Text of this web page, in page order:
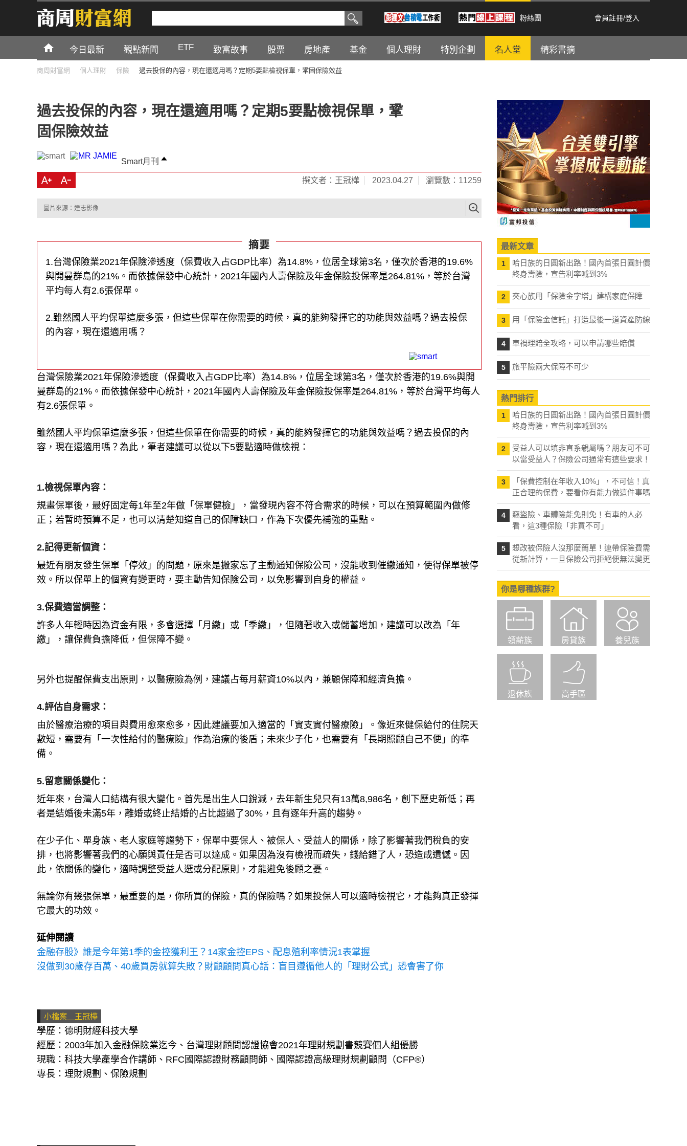
粉絲團 會員註冊/登入
今日最新 觀點新聞 ETF 致富故事 股票 房地產 基金 個人理財 特別企劃 名人堂 精彩書摘
商周財富網 個人理財 保險 過去投保的內容，現在還適用嗎？定期5要點檢視保單，鞏固保險效益
過去投保的內容，現在還適用嗎？定期5要點檢視保單，鞏
固保險效益
Smart月刊
撰文者：王冠樺 2023.04.27 瀏覽數：11259
圖片來源：達志影像
摘要
1.台灣保險業2021年保險滲透度（保費收入占GDP比率）為14.8%，位居全球第3名，僅次於香港的19.6%
與開曼群島的21%。而依據保發中心統計，2021年國內人壽保險及年金保險投保率是264.81%，等於台灣
平均每人有2.6張保單。
2.雖然國人平均保單這麼多張，但這些保單在你需要的時候，真的能夠發揮它的功能與效益嗎？過去投保
的內容，現在還適用嗎？
台灣保險業2021年保險滲透度（保費收入占GDP比率）為14.8%，位居全球第3名，僅次於香港的19.6%與開
曼群島的21%。而依據保發中心統計，2021年國內人壽保險及年金保險投保率是264.81%，等於台灣平均每人
有2.6張保單。
雖然國人平均保單這麼多張，但這些保單在你需要的時候，真的能夠發揮它的功能與效益嗎？過去投保的內
容，現在還適用嗎？為此，筆者建議可以從以下5要點適時做檢視：
1.檢視保單內容：
規畫保單後，最好固定每1年至2年做「保單健檢」，當發現內容不符合需求的時候，可以在預算範圍內做修
正；若暫時預算不足，也可以清楚知道自己的保障缺口，作為下次優先補強的重點。
2.記得更新個資：
最近有朋友發生保單「停效」的問題，原來是搬家忘了主動通知保險公司，沒能收到催繳通知，使得保單被停
效。所以保單上的個資有變更時，要主動告知保險公司，以免影響到自身的權益。
3.保費適當調整：
許多人年輕時因為資金有限，多會選擇「月繳」或「季繳」，但隨著收入或儲蓄增加，建議可以改為「年
繳」，讓保費負擔降低，但保障不變。
另外也提醒保費支出原則，以醫療險為例，建議占每月薪資10%以內，兼顧保障和經濟負擔。
4.評估自身需求：
由於醫療治療的項目與費用愈來愈多，因此建議要加入適當的「實支實付醫療險」。像近來健保給付的住院天
數短，需要有「一次性給付的醫療險」作為治療的後盾；未來少子化，也需要有「長期照顧自己不便」的準
備。
5.留意關係變化：
近年來，台灣人口結構有很大變化。首先是出生人口銳減，去年新生兒只有13萬8,986名，創下歷史新低；再
者是結婚後未滿5年，離婚或終止結婚的占比超過了30%，且有逐年升高的趨勢。
在少子化、單身族、老人家庭等趨勢下，保單中要保人、被保人、受益人的關係，除了影響著我們稅負的安
排，也將影響著我們的心願與責任是否可以達成。如果因為沒有檢視而疏失，錢給錯了人，恐造成遺憾。因
此，依關係的變化，適時調整受益人選或分配原則，才能避免後顧之憂。
無論你有幾張保單，最重要的是，你所買的保險，真的保險嗎？如果投保人可以適時檢視它，才能夠真正發揮
它最大的功效。
延伸閱讀
金融存股》誰是今年第1季的金控獲利王？14家金控EPS、配息殖利率情況1表掌握
沒做到30歲存百萬、40歲買房就算失敗？財顧顧問真心話：盲目遵循他人的「理財公式」恐會害了你
小檔案＿王冠樺
學歷：德明財經科技大學
經歷：2003年加入金融保險業迄今、台灣理財顧問認證協會2021年理財規劃書競賽個人組優勝
現職：科技大學產學合作講師、RFC國際認證財務顧問師、國際認證高級理財規劃顧問（CFP®）
專長：理財規劃、保險規劃
最新文章
1
哈日族的日圓新出路！國內首張日圓計價
終身壽險，宣告利率喊到3%
2 夾心族用「保險金字塔」建構家庭保障
3 用「保險金信託」打造最後一道資產防線
4 車禍理賠全攻略，可以申請哪些賠償
5 旅平險兩大保障不可少
熱門排行
1
哈日族的日圓新出路！國內首張日圓計價
終身壽險，宣告利率喊到3%
2
受益人可以填非直系親屬嗎？朋友可不可
以當受益人？保險公司通常有這些要求！
3
「保費控制在年收入10%」，不可信！真
正合理的保費，要看你有能力做這件事嗎
4
竊盜險、車體險能免則免！有車的人必
看，這3種保險「非買不可」
5
想改被保險人沒那麼簡單！連帶保險費需
從新計算，一旦保險公司拒絕便無法變更
你是哪種族群?
領薪族 房貸族 養兒族
退休族 高手區